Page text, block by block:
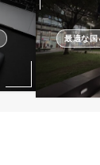
最適な国